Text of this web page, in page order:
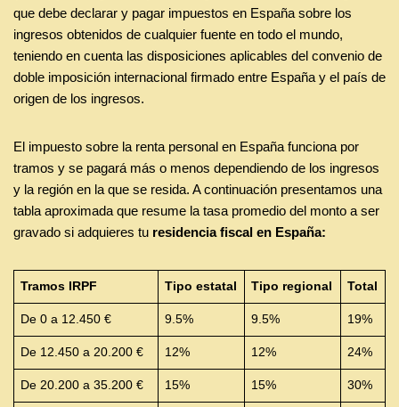
que debe declarar y pagar impuestos en España sobre los
ingresos obtenidos de cualquier fuente en todo el mundo,
teniendo en cuenta las disposiciones aplicables del convenio de
doble imposición internacional firmado entre España y el país de
origen de los ingresos.
El impuesto sobre la renta personal en España funciona por
tramos y se pagará más o menos dependiendo de los ingresos
y la región en la que se resida. A continuación presentamos una
tabla aproximada que resume la tasa promedio del monto a ser
gravado si adquieres tu residencia fiscal en España:
Tramos IRPF Tipo estatal Tipo regional Total
De 0 a 12.450 € 9.5% 9.5% 19%
De 12.450 a 20.200 € 12% 12% 24%
De 20.200 a 35.200 € 15% 15% 30%